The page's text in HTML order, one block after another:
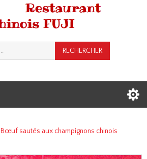
Bœuf sautés aux champignons chinois